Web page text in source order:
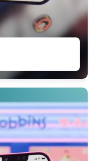
でもっと楽しめました